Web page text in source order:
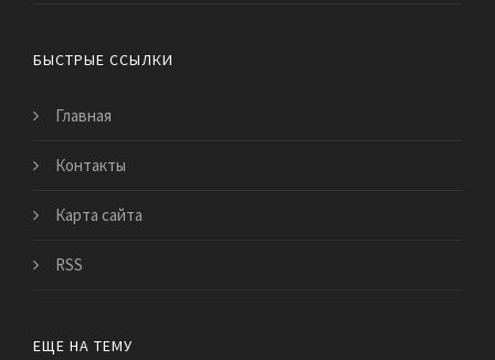
БЫСТРЫЕ ССЫЛКИ
Главная
Контакты
Карта сайта
RSS
ЕЩЕ НА ТЕМУ